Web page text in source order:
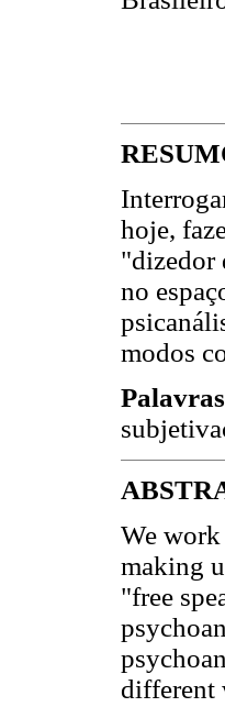
hoje,
"dizedor
no
modos
We
making
"free
different